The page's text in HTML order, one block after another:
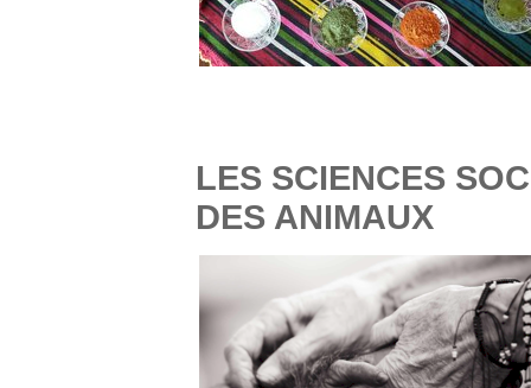
LES SCIENCES
DES ANIMAUX